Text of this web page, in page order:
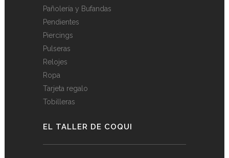
Pañolería y Bufandas
Pendientes
Piercings
Pulseras
Relojes
Ropa
Tarjeta regalo
Tobilleras
EL TALLER DE COQUI